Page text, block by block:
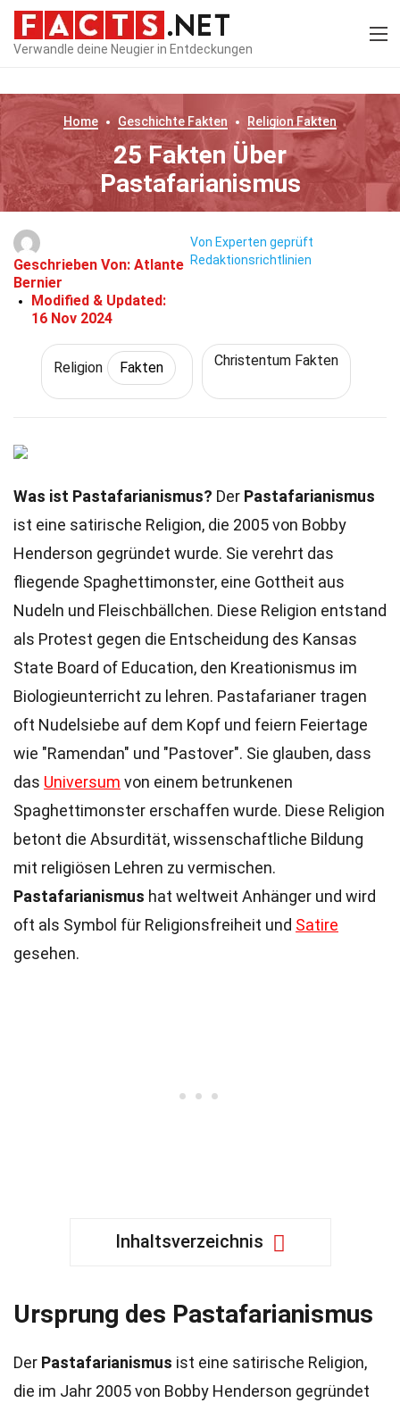
Verwandle deine Neugier in Entdeckungen
Home Geschichte Fakten ReligionFakten
25 Fakten Über
Pastafarianismus
Geschrieben Von: Atlante
Bernier
Modified & Updated:
16 Nov 2024
Von Experten geprüft
Redaktionsrichtlinien
Religion Fakten Christentum Fakten
Was ist Pastafarianismus? Der Pastafarianismus
ist eine satirische Religion, die 2005 von Bobby
Henderson gegründet wurde. Sie verehrt das
fliegende Spaghettimonster, eine Gottheit aus
Nudeln und Fleischbällchen. Diese Religion entstand
als Protest gegen die Entscheidung des Kansas
State Board of Education, den Kreationismus im
Biologieunterricht zu lehren. Pastafarianer tragen
oft Nudelsiebe auf dem Kopf und feiern Feiertage
wie "Ramendan" und "Pastover". Sie glauben, dass
das Universum von einem betrunkenen
Spaghettimonster erschaffen wurde. Diese Religion
betont die Absurdität, wissenschaftliche Bildung
mit religiösen Lehren zu vermischen.
Pastafarianismus hat weltweit Anhänger und wird
oft als Symbol für Religionsfreiheit und Satire
gesehen.
Inhaltsverzeichnis
Ursprung des Pastafarianismus
Der Pastafarianismus ist eine satirische Religion,
die im Jahr 2005 von Bobby Henderson gegründet